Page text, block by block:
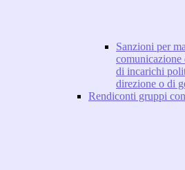
Sanzioni per
comunicazione
di incarichi
direzione o di
Rendiconti gruppi